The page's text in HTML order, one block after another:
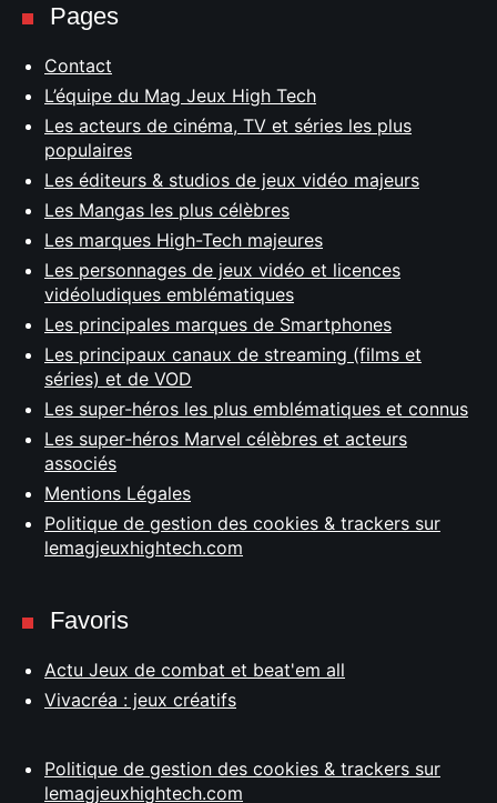
Pages
Contact
L’équipe du Mag Jeux High Tech
Les acteurs de cinéma, TV et séries les plus
populaires
Les éditeurs & studios de jeux vidéo majeurs
Les Mangas les plus célèbres
Les marques High-Tech majeures
Les personnages de jeux vidéo et licences
vidéoludiques emblématiques
Les principales marques de Smartphones
Les principaux canaux de streaming (films et
séries) et de VOD
Les super-héros les plus emblématiques et connus
Les super-héros Marvel célèbres et acteurs
associés
Mentions Légales
Politique de gestion des cookies & trackers sur
lemagjeuxhightech.com
Favoris
Actu Jeux de combat et beat'em all
Vivacréa : jeux créatifs
Politique de gestion des cookies & trackers sur
lemagjeuxhightech.com